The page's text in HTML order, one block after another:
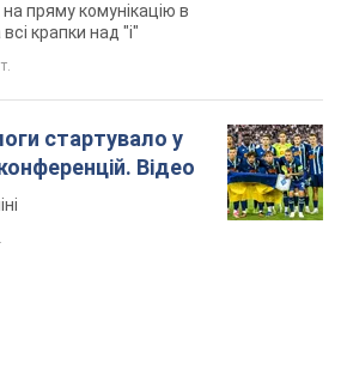
пряму комунікацію в
крапки над "і"
стартувало у
конференцій. Відео